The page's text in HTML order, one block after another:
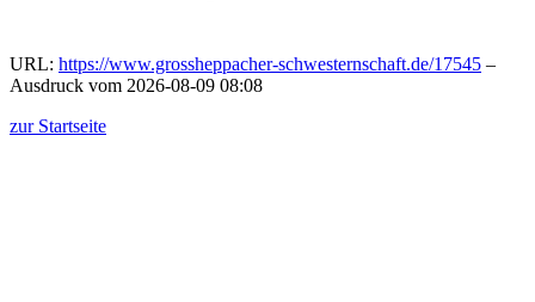
URL: https://www.grossheppacher-schwesternschaft.de/17545 –
Ausdruck vom 2026-08-09 08:08
zur Startseite